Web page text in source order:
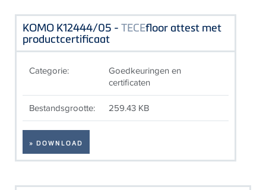
KOMO K12444/05 - TECEfloor attest met
productcertificaat
Categorie:
Goedkeuringen en
certificaten
Bestandsgrootte: 259.43 KB
» DOWNLOAD